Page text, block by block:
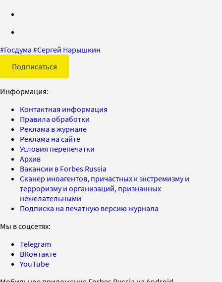
#Госдума #Сергей Нарышкин
Подписаться
Информация:
Контактная информация
Правила обработки
Реклама в журнале
Реклама на сайте
Условия перепечатки
Архив
Вакансии в Forbes Russia
Сканер иноагентов, причастных к экстремизму и
терроризму и организаций, признанных
нежелательными
Подписка на печатную версию журнала
Мы в соцсетях:
Telegram
ВКонтакте
YouTube